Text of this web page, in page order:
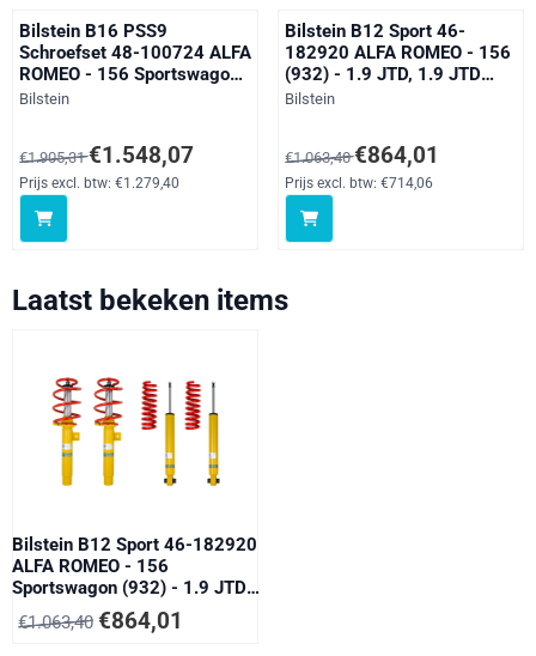
Bilstein B16 PSS9
Schroefset 48-100724 ALFA
ROMEO - 156 Sportswagon
(932) - 1.6 16V T.SPARK.,
T.SPARK, 2.0 JTS, 2.4 JTD,
2.5 V6 24V, 3.2 GTA 77
-184 kW - 05/00- 05/06
Merk:
Bilstein
Van 1 905,31 voor 1 548,07, exclusief btw: 1 279,40
€1.905,31€1.548,07
Prijs excl. btw: €1.279,40
Bilstein B12 Sport 46-
182920 ALFA ROMEO - 156
(932) - 1.9 JTD, 1.9 JTD
16V, 2.4 D, 2.4 JTD, 2.5 V6
Merk:
Bilstein
Van 1 063,40 voor 864,01,
€1.063,40€864,01
Prijs excl. btw: €714,06
Laatst bekeken items
Bilstein B12 Sport 46-182920
ALFA ROMEO - 156
Sportswagon (932) - 1.9 JTD,
1.9 JTD 16V, 2.4 JTD, 2.5 V6
24V, 3.2 GTA - 05/00- 05/06
€1.063,40 €864,01